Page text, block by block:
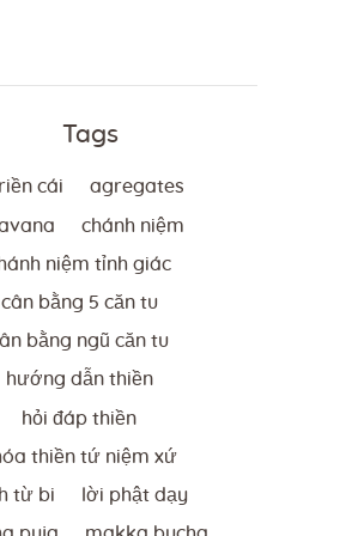
Tags
cái agregates
chánh niệm
niệm tỉnh giác
cân bằng 5 căn tu
bằng ngũ căn tu
hướng dẫn thiền
hỏi đáp thiền
thiền tứ niệm xứ
từ bi lời phật dạy